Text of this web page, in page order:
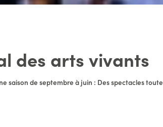
des arts vivants
saison de septembre à juin : Des spectacles toute